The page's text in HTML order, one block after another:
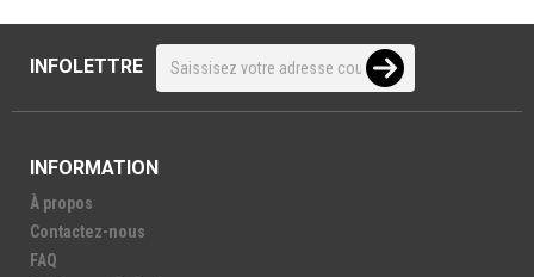
INFOLETTRE
INFORMATION
À propos
Contactez-nous
FAQ